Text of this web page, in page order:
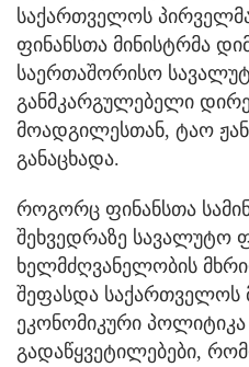
საქართველოს პირველმა
ფინანსთა მინისტრმა
საერთაშორისო
განმკარგულებელი
მოადგილესთან, ტაო
განაცხადა.
როგორც ფინანსთა
შეხვედრაზე სავალუტო
ხელმძღვანელობის
შეფასდა საქართველოს
ეკონომიკური
გადაწყვეტილებები,